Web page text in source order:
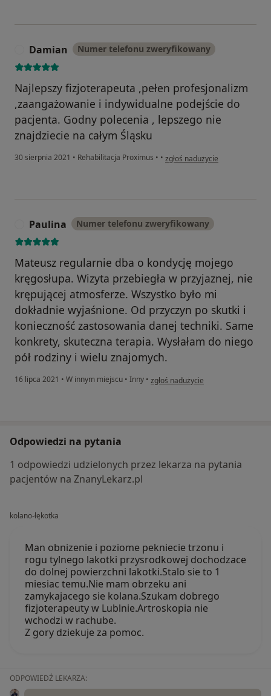
Damian Numer telefonu zweryfikowany
Najlepszy fizjoterapeuta ,pełen profesjonalizm
,zaangażowanie i indywidualne podejście do
pacjenta. Godny polecenia , lepszego nie
znajdziecie na całym Śląsku
30 sierpnia 2021 • Rehabilitacja Proximus • • w opinii użytkownika Damian
zgłoś nadużycie
Paulina Numer telefonu zweryfikowany
Mateusz regularnie dba o kondycję mojego
kręgosłupa. Wizyta przebiegła w przyjaznej, nie
krępującej atmosferze. Wszystko było mi
dokładnie wyjaśnione. Od przyczyn po skutki i
konieczność zastosowania danej techniki. Same
konkrety, skuteczna terapia. Wysłałam do niego
pół rodziny i wielu znajomych.
16 lipca 2021 • W innym miejscu • Inny • w opinii użytkownika Paulina
zgłoś nadużycie
Odpowiedzi na pytania
1 odpowiedzi udzielonych przez lekarza na pytania
pacjentów na ZnanyLekarz.pl
kolano-łękotka
Man obnizenie i poziome pekniecie trzonu i
rogu tylnego lakotki przysrodkowej dochodzace
do dolnej powierzchni lakotki.Stalo sie to 1
miesiac temu.Nie mam obrzeku ani
zamykajacego sie kolana.Szukam dobrego
fizjoterapeuty w Lublnie.Artroskopia nie
wchodzi w rachube.
Z gory dziekuje za pomoc.
ODPOWIEDŹ LEKARZA: